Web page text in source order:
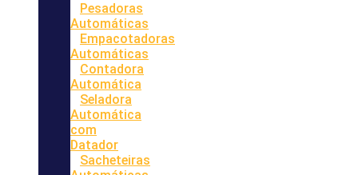
Pesadoras
Automáticas
Empacotadoras
Automáticas
Contadora
Automática
Seladora
Automática
com
Datador
Sacheteiras